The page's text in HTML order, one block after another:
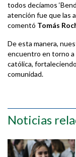
todos decíamos
atención fue que las
comentó Tomás
De esta manera,
encuentro en torno a
católica,
comunidad.
Noticias